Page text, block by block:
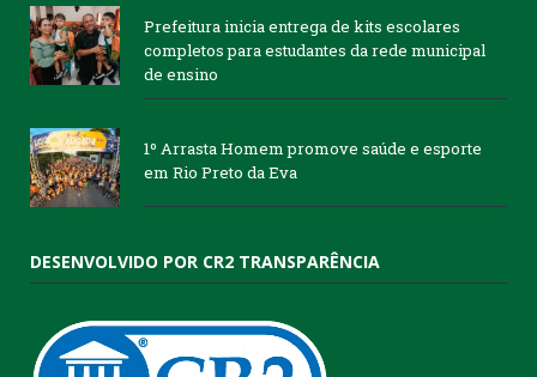
Prefeitura inicia entrega de kits escolares
completos para estudantes da rede municipal
de ensino
1º Arrasta Homem promove saúde e esporte
em Rio Preto da Eva
DESENVOLVIDO POR CR2 TRANSPARÊNCIA